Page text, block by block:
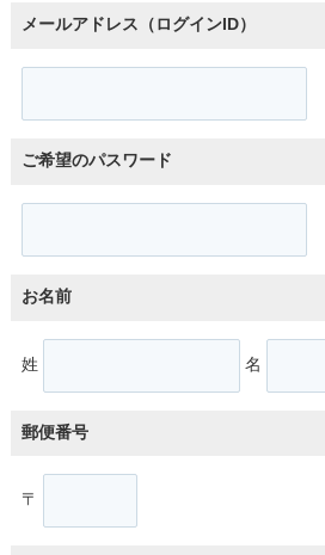
メールアドレス（ログインID）
ご希望のパスワード
お名前
姓 名
郵便番号
〒